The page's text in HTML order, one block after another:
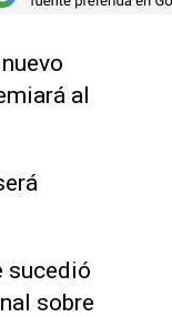
al
sucedió
sobre